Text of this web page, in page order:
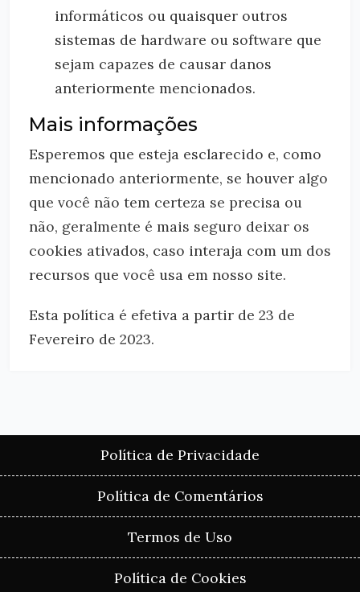
informáticos ou quaisquer outros
sistemas de hardware ou software que
sejam capazes de causar danos
anteriormente mencionados.
Mais informações
Esperemos que esteja esclarecido e, como
mencionado anteriormente, se houver algo
que você não tem certeza se precisa ou
não, geralmente é mais seguro deixar os
cookies ativados, caso interaja com um dos
recursos que você usa em nosso site.
Esta política é efetiva a partir de 23 de
Fevereiro de 2023.
Política de Privacidade
Política de Comentários
Termos de Uso
Política de Cookies